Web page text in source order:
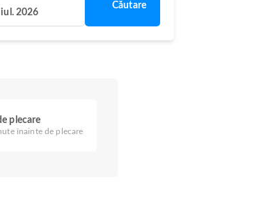
2026
Căutare
plecare
înainte de plecare